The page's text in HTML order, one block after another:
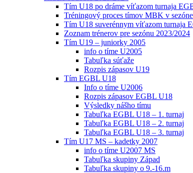
Tím U18 po dráme víťazom turnaja
Tréningový proces tímov MBK v
Tím U18 suverénnym víťazom turnaja
Zoznam trénerov pre sezónu 2023/2024
Tím U19 – juniorky 2005
info o tíme U2005
Tabuľka súťaže
Rozpis zápasov U19
Tím EGBL U18
Info o tíme U2006
Rozpis zápasov EGBL U18
Výsledky nášho tímu
Tabuľka EGBL U18 – 1. turnaj
Tabuľka EGBL U18 – 2. turnaj
Tabuľka EGBL U18 – 3. turnaj
Tím U17 MS – kadetky 2007
info o tíme U2007 MS
Tabuľka skupiny Západ
Tabuľka skupiny o 9.-16.m